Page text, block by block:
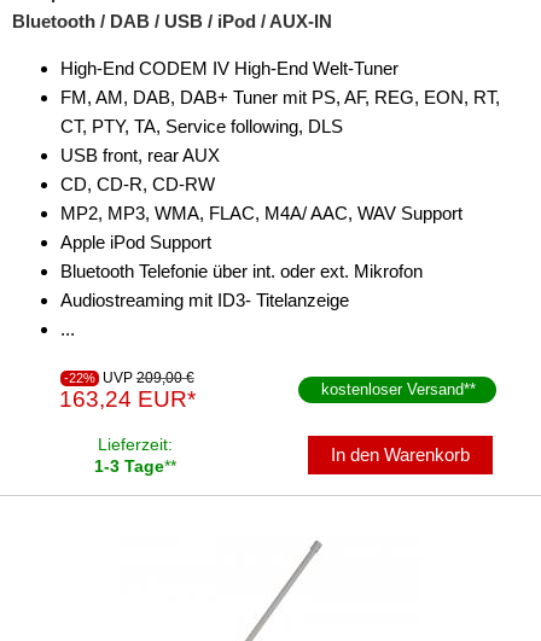
Bluetooth / DAB / USB / iPod / AUX-IN
High-End CODEM IV High-End Welt-Tuner
FM, AM, DAB, DAB+ Tuner mit PS, AF, REG, EON, RT,
CT, PTY, TA, Service following, DLS
USB front, rear AUX
CD, CD-R, CD-RW
MP2, MP3, WMA, FLAC, M4A/ AAC, WAV Support
Apple iPod Support
Bluetooth Telefonie über int. oder ext. Mikrofon
Audiostreaming mit ID3- Titelanzeige
...
-22% UVP 209,00 €
163,24 EUR* kostenloser Versand**
Lieferzeit:
1-3 Tage**
In den Warenkorb